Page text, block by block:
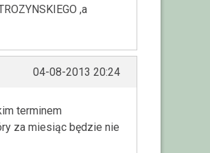
,a
04-08-2013 20:24
terminem
za miesiąc będzie nie